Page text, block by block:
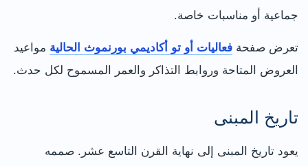
جماعية أو مناسبات خاصة.
تعرض صفحة فعاليات أو تو أكاديمي بورنموث الحالية مواعيد
العروض المتاحة وروابط التذاكر والعمر المسموح لكل حدث.
تاريخ المبنى
يعود تاريخ المبنى إلى نهاية القرن التاسع عشر. صممه